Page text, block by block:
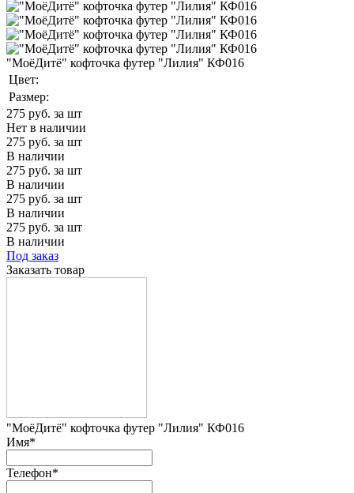
"МоёДитё" кофточка футер "Лилия" КФ016
Цвет:
Размер:
275 руб. за шт
Нет в наличии
275 руб. за шт
В наличии
275 руб. за шт
В наличии
275 руб. за шт
В наличии
275 руб. за шт
В наличии
Под заказ
Заказать товар
"МоёДитё" кофточка футер "Лилия" КФ016
Имя*
Телефон*